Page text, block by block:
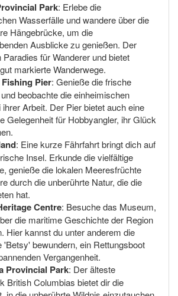
Park: Erlebe die
Wasserfälle und wandere über die
Hängebrücke, um die
Ausblicke zu genießen. Der
Paradies für Wanderer und bietet
markierte Wanderwege.
Pier: Genieße die frische
beobachte die einheimischen
Arbeit. Der Pier bietet auch eine
Gelegenheit für Hobbyangler, ihr Glück
: Eine kurze Fährfahrt bringt dich auf
Insel. Erkunde die vielfältige
genieße die lokalen Meeresfrüchte
durch die unberührte Natur, die die
hat.
Centre: Besuche das Museum,
die maritime Geschichte der Region
Hier kannst du unter anderem die
'Betsy' bewundern, ein Rettungsboot
Vergangenheit.
Provincial Park: Der älteste
British Columbias bietet dir die